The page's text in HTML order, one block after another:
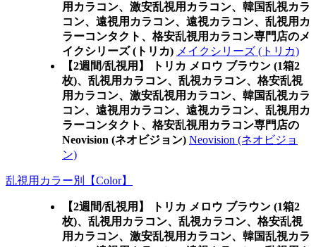
用カラコン、激安乱視用カラコン、韓国乱視カラ
コン、遠視用カラコン、遠視カラコン、乱視用カ
ラーコンタクト、格安乱視用カラコン専門店のメ
イクシリーズ (トリカ) メイクシリーズ (トリカ)
【2週間/乱視用】 トリカ メロウ ブラウン (1箱2
枚)、乱視用カラコン、乱視カラコン、格安乱視
用カラコン、激安乱視用カラコン、韓国乱視カラ
コン、遠視用カラコン、遠視カラコン、乱視用カ
ラーコンタクト、格安乱視用カラコン専門店の
Neovision (ネオビジョン) Neovision (ネオビジョ
ン)
乱視用カラー別【Color】
【2週間/乱視用】 トリカ メロウ ブラウン (1箱2
枚)、乱視用カラコン、乱視カラコン、格安乱視
用カラコン、激安乱視用カラコン、韓国乱視カラ